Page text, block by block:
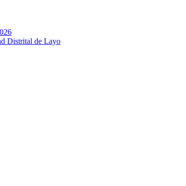
Distrital de Layo